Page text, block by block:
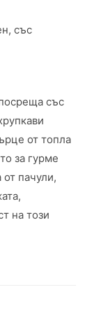
със
със
от топла
за гурме
от пачули,
на този